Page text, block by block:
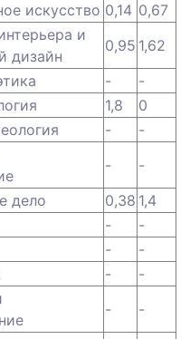
искусство 0,14 0,67
и
дизайн
0,95 1,62
-
-
1,8
0
-
-
-
-
дело 0,38 1,4
-
-
-
-
-
-
-
-